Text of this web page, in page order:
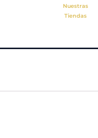
Nuestras
Tiendas